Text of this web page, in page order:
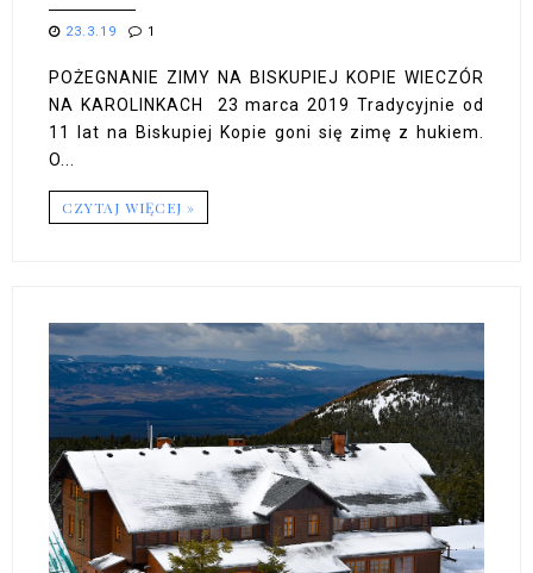
23.3.19 1
POŻEGNANIE ZIMY NA BISKUPIEJ KOPIE WIECZÓR
NA KAROLINKACH 23 marca 2019 Tradycyjnie od
11 lat na Biskupiej Kopie goni się zimę z hukiem.
O...
CZYTAJ WIĘCEJ »